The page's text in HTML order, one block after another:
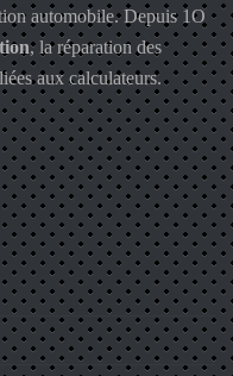
automobile. Depuis 1O
, la réparation des
aux calculateurs.